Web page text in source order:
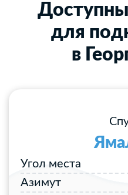
для
в
Угол места
Азимут